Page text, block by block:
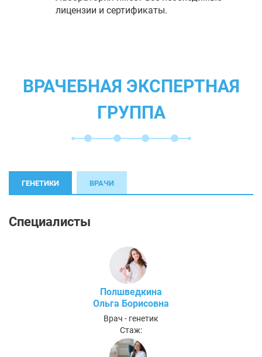
лицензии и сертификаты.
ВРАЧЕБНАЯ ЭКСПЕРТНАЯ
ГРУППА
ГЕНЕТИКИ ВРАЧИ
Специалисты
Полшведкина
Ольга Борисовна
Врач - генетик
Стаж: